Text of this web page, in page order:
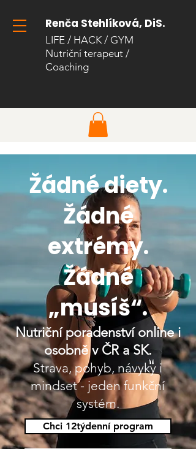
Renča Stehlíková, DiS.
LIFE / HACK / GYM
Nutriční terapeut /
Coaching​
Žádné diety.
Žádné
extrémy.
Žádné
„musíš“.
Nutriční poradenství online i
osobně v ČR a SK.
Strava, pohyb, návyky i
mindset - jeden funkční
systém.
Chci 12týdenní program